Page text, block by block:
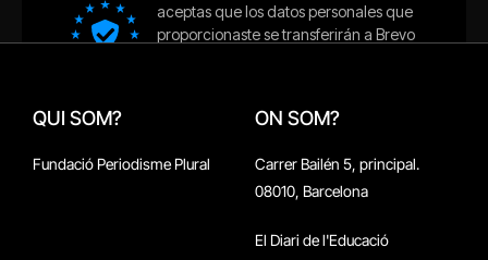
QUI SOM?
Fundació Periodisme Plural
ON SOM?
Carrer Bailén 5, principal.
08010, Barcelona
El Diari de l'Educació